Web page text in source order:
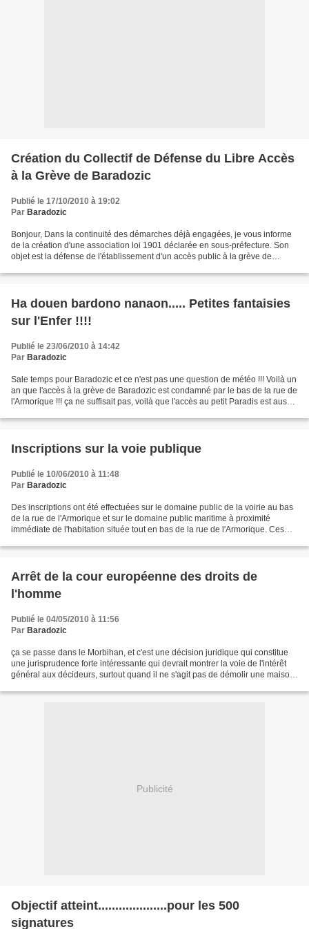
Création du Collectif de Défense du Libre Accès
à la Grève de Baradozic
Publié le 17/10/2010 à 19:02
Par Baradozic
Bonjour, Dans la continuité des démarches déjà engagées, je vous informe
de la création d'une association loi 1901 déclarée en sous-préfecture. Son
objet est la défense de l'établissement d'un accès public à la grève de
Ha douen bardono nanaon..... Petites fantaisies
sur l'Enfer !!!!
Publié le 23/06/2010 à 14:42
Par Baradozic
Sale temps pour Baradozic et ce n'est pas une question de météo !!! Voilà un
an que l'accès à la grève de Baradozic est condamné par le bas de la rue de
l'Armorique !!! ça ne suffisait pas, voilà que l'accès au petit Paradis est aussi
Inscriptions sur la voie publique
Publié le 10/06/2010 à 11:48
Par Baradozic
Des inscriptions ont été effectuées sur le domaine public de la voirie au bas
de la rue de l'Armorique et sur le domaine public maritime à proximité
immédiate de l'habitation située tout en bas de la rue de l'Armorique. Ces
Arrêt de la cour européenne des droits de
l'homme
Publié le 04/05/2010 à 11:56
Par Baradozic
ça se passe dans le Morbihan, et c'est une décision juridique qui constitue
une jurisprudence forte intéressante qui devrait montrer la voie de l'intérêt
général aux décideurs, surtout quand il ne s'agit pas de démolir une maison
Publicité
Objectif atteint....................pour les 500
signatures